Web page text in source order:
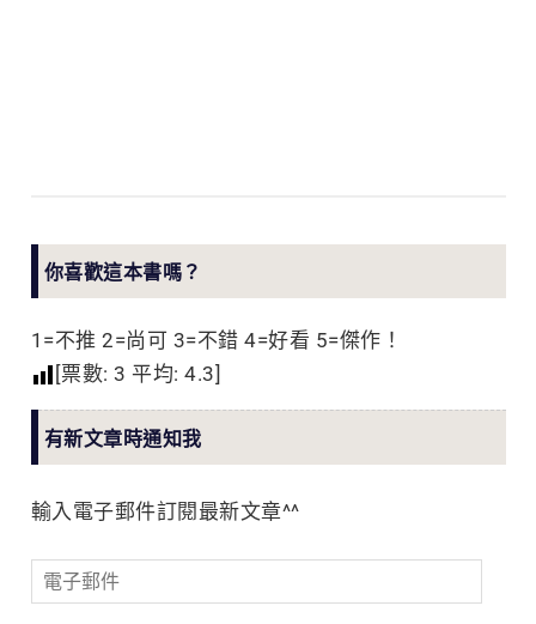
你喜歡這本書嗎？
1=不推 2=尚可 3=不錯 4=好看 5=傑作！
[票數: 3 平均: 4.3]
有新文章時通知我
輸入電子郵件訂閱最新文章^^
電
子